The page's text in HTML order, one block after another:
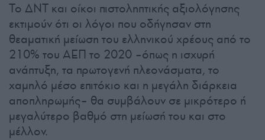
Το ΔΝΤ και οίκοι πιστοληπτικής αξιολόγησης
εκτιμούν ότι οι λόγοι που οδήγησαν στη
θεαματική μείωση του ελληνικού χρέους από το
210% του ΑΕΠ το 2020 –όπως η ισχυρή
ανάπτυξη, τα πρωτογενή πλεονάσματα, το
χαμηλό μέσο επιτόκιο και η μεγάλη διάρκεια
αποπληρωμής– θα συμβάλουν σε μικρότερο ή
μεγαλύτερο βαθμό στη μείωσή του και στο
μέλλον.